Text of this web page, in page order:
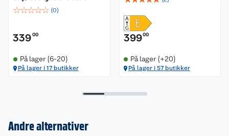
☆☆☆☆☆ (0)
33900
På lager (6-20)
På lager i 17 butikker
39900
På lager (+20)
På lager i 57 butikker
Andre alternativer